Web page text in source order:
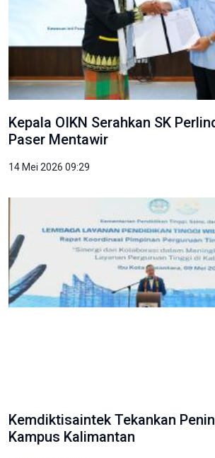
Kepala OIKN Serahkan SK
Paser Mentawir
14 Mei 2026 09:29
Kemdiktisaintek Tekankan
Kampus Kalimantan